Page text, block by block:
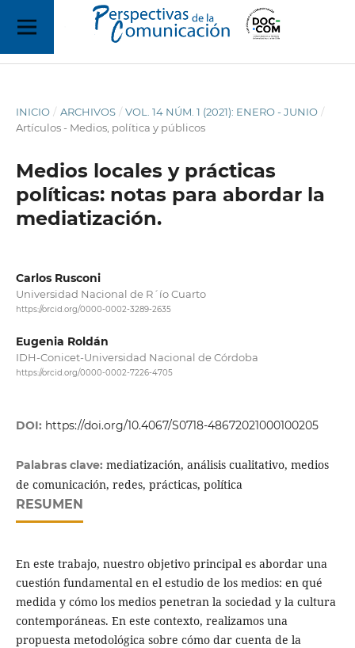
INICIO / ARCHIVOS / VOL. 14 NÚM. 1 (2021): ENERO - JUNIO /
Artículos - Medios, política y públicos
Medios locales y prácticas
políticas: notas para abordar la
mediatización.
Carlos Rusconi
Universidad Nacional de R´ío Cuarto
https://orcid.org/0000-0002-3289-2635
Eugenia Roldán
IDH-Conicet-Universidad Nacional de Córdoba
https://orcid.org/0000-0002-7226-4705
DOI: https://doi.org/10.4067/S0718-48672021000100205
Palabras clave: mediatización, análisis cualitativo, medios
de comunicación, redes, prácticas, política
RESUMEN
En este trabajo, nuestro objetivo principal es abordar una
cuestión fundamental en el estudio de los medios: en qué
medida y cómo los medios penetran la sociedad y la cultura
contemporáneas. En este contexto, realizamos una
propuesta metodológica sobre cómo dar cuenta de la